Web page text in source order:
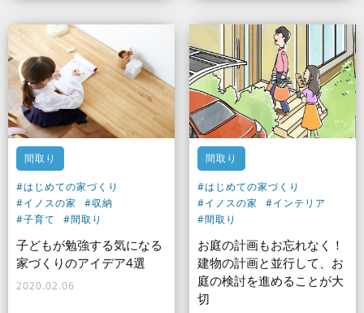
間取り
#はじめての家づくり
#イノスの家
#収納
#子育て
#間取り
子どもが勉強する気になる
家づくりのアイデア4選
2020.02.06
間取り
#はじめての家づくり
#イノスの家
#インテリア
#間取り
お庭の計画もお忘れなく！
建物の計画と並行して、お
庭の検討を進めることが大
切